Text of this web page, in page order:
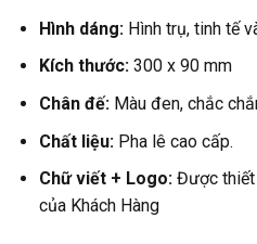
Hình dáng: Hình trụ, tinh tế
Kích thước: 300 x 90 mm
Chân đế:Màu đen, chắc
Chất liệu: Pha lê cao cấp.
Chữ viết + Logo: Được thiết
của Khách Hàng